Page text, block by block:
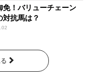
免！バリューチェーン
対抗馬は？